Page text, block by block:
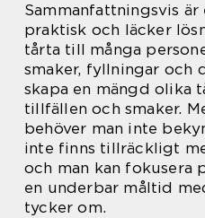
Sammanfattningsvis
praktisk och läcker
tårta till många
smaker, fyllningar och
skapa en mängd olika
tillfällen och smaker.
behöver man inte
inte finns tillräckligt
och man kan fokusera
en underbar måltid
tycker om.